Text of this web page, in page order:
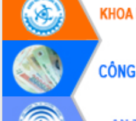
UBND tỉnh họp báo định kỳ tháng 4
năm 2026
Hội thảo khoa học “Giải pháp thúc đẩy
phát triển nền kinh tế xanh tại tỉnh
Đắk Lắk”
Tăng cường giám sát, đôn đốc thực
hiện nhiệm vụ quản lý tài sản công
hàng tuần
Tháo gỡ những vướng mắc, đẩy mạnh